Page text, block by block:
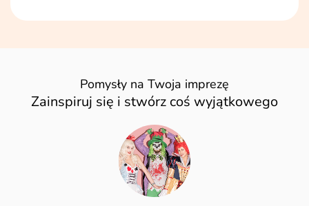
Pomysły na Twoja imprezę
Zainspiruj się i stwórz coś wyjątkowego